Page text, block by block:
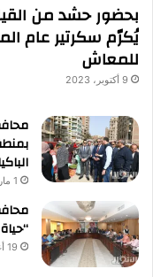
بحضور حشد من
يُكرّم سكرتير عام
للمعاش
9 أكتوبر، 2023
1 مارس، 2024
19 أغسطس، 2023